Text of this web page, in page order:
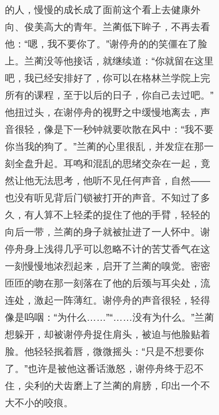
的人，慢慢的成长成了面前这个看上去健康外
向、俊美高大的青年。兰蔺低下眸子，不再去看
他：“嗯，我不要你了。”谢停舟的的笑僵在了脸
上。兰蔺没等他接话，就继续道：“你就留在这里
吧，我已经安排好了，你可以在格林兰学院上完
所有的课程，至于以后的日子，你自己去过吧。”
他扭过头，在谢停舟的视野之中缓慢地离去，声
音很轻，像是下一秒钟就要吹散在风中：“我不要
你当我的狗了。”兰蔺的心里很乱，并发症在那一
刻全盘升起。耳鸣和混乱的思绪交杂在一起，竟
然让他无法思考，他听不见任何声音，自然——
也没有听见背后门锁被打开的声音。不知过了多
久，有人算不上轻柔的捉住了他的手臂，轻轻的
向后一带，兰蔺的身子就被扯进了一人怀中。谢
停舟身上浅得几乎可以忽略不计的苦艾香气在这
一刻慢慢地浓烈起来，启开了兰蔺的嗅觉。密密
匝匝的吻在那一刻落在了他的后颈与耳尖处，流
连处，激起一阵薄红。谢停舟的声音很轻，轻得
像是呜咽：“为什么……”“……没有为什么。”兰蔺
想躲开，却被谢停舟捉住肩头，被迫与他脸贴着
脸。他轻轻抿着唇，微微摇头：“只是不想要你
了。”也许是被他这番话激怒，谢停舟终于忍不
住，尖利的犬齿磨上了兰蔺的肩膀，印出一个不
大不小的咬痕。